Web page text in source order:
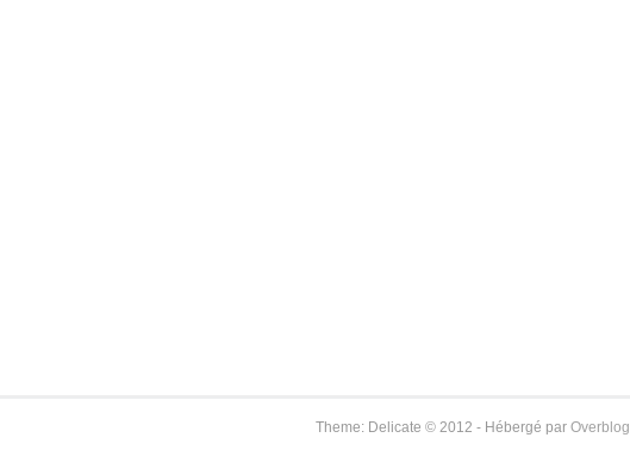
Theme: Delicate © 2012 - Hébergé par Overblog